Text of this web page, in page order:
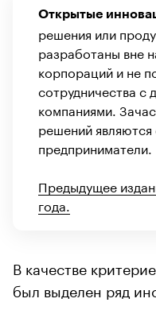
Открытые
решения или
разработаны вне
корпораций и не
сотрудничества с
компаниями.
решений
предприниматели.
Предыдущее
года.
В качестве
был выделен ряд